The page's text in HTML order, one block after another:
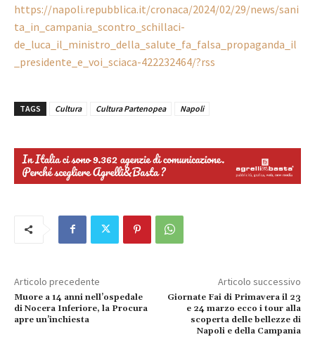
https://napoli.repubblica.it/cronaca/2024/02/29/news/sani
ta_in_campania_scontro_schillaci-
de_luca_il_ministro_della_salute_fa_falsa_propaganda_il
_presidente_e_voi_sciaca-422232464/?rss
TAGS Cultura Cultura Partenopea Napoli
Articolo precedente
Muore a 14 anni nell’ospedale
di Nocera Inferiore, la Procura
apre un’inchiesta
Articolo successivo
Giornate Fai di Primavera il 23
e 24 marzo ecco i tour alla
scoperta delle bellezze di
Napoli e della Campania